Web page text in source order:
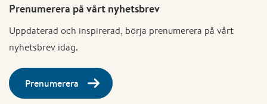
Prenumerera på vårt nyhetsbrev
Uppdaterad och inspirerad, börja prenumerera på vårt
nyhetsbrev idag.
Prenumerera